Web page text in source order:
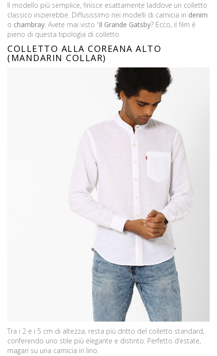
Il modello più semplice, finisce esattamente laddove un colletto
classico inizierebbe. Diffusissimo nei modelli di camicia in denim
o chambray. Avete mai visto “Il Grande Gatsby? Ecco, il film è
pieno di questa tipologia di colletto
COLLETTO ALLA COREANA ALTO
(MANDARIN COLLAR)
Tra i 2 e i 5 cm di altezza, resta più dritto del colletto standard,
conferendo uno stile più elegante e distinto. Perfetto d’estate,
magari su una camicia in lino.